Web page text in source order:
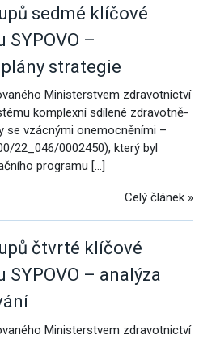
sedmé klíčové
–
strategie
Ministerstvem zdravotnictví
komplexní sdílené zdravotně-
se vzácnými onemocněními –
22_046/0002450), který byl
programu […]
Celý článek »
čtvrté klíčové
– analýza
Ministerstvem zdravotnictví